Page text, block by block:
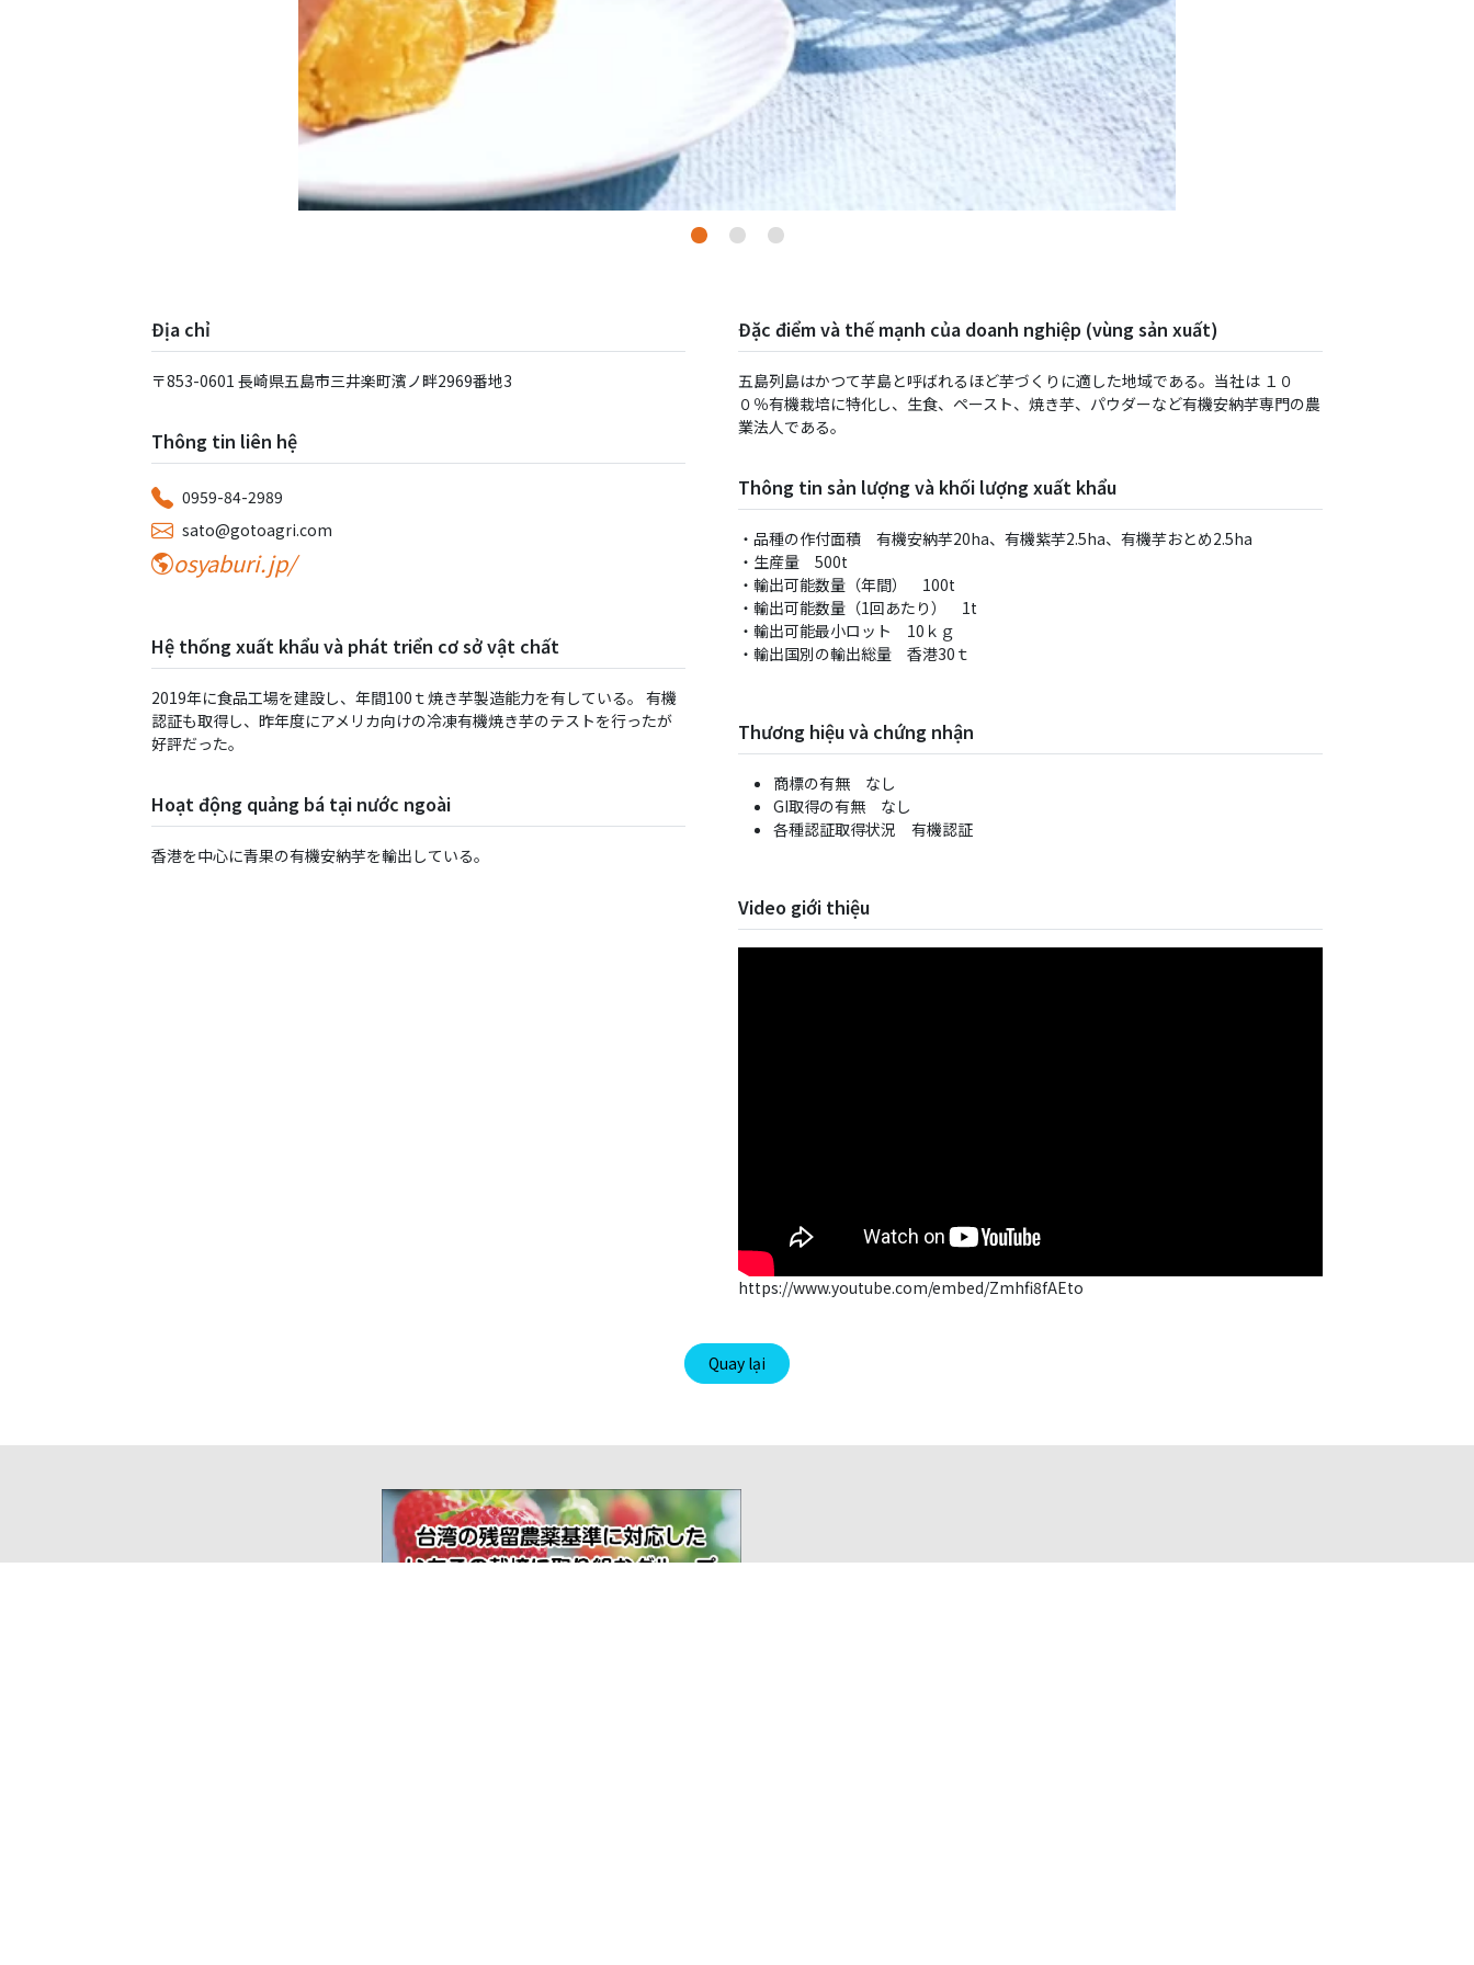
Địa chỉ
〒853-0601 ⻑崎県五島市三井楽町濱ノ畔2969番地3
Thông tin liên hệ
0959-84-2989
sato@gotoagri.com
osyaburi.jp/
Hệ thống xuất khẩu và phát triển cơ sở vật chất
2019年に⾷品⼯場を建設し、年間100ｔ焼き芋製造能⼒を有している。 有機
認証も取得し、昨年度にアメリカ向けの冷凍有機焼き芋のテストを⾏ったが
好評だった。
Hoạt động quảng bá tại nước ngoài
⾹港を中⼼に⻘果の有機安納芋を輸出している。
Đặc điểm và thế mạnh của doanh nghiệp (vùng sản xuất)
五島列島はかつて芋島と呼ばれるほど芋づくりに適した地域である。当社は １０
０％有機栽培に特化し、⽣⾷、ペースト、焼き芋、パウダーなど有機安納芋専⾨の農
業法⼈である。
Thông tin sản lượng và khối lượng xuất khẩu
・品種の作付面積 有機安納芋20ha、有機紫芋2.5ha、有機芋おとめ2.5ha
・生産量 500t
・輸出可能数量（年間） 100t
・輸出可能数量（1回あたり） 1t
・輸出可能最小ロット 10ｋｇ
・輸出国別の輸出総量 ⾹港30ｔ
Thương hiệu và chứng nhận
商標の有無 なし
GI取得の有無 なし
各種認証取得状況 有機認証
Video giới thiệu
https://www.youtube.com/embed/Zmhfi8fAEto
Quay lại